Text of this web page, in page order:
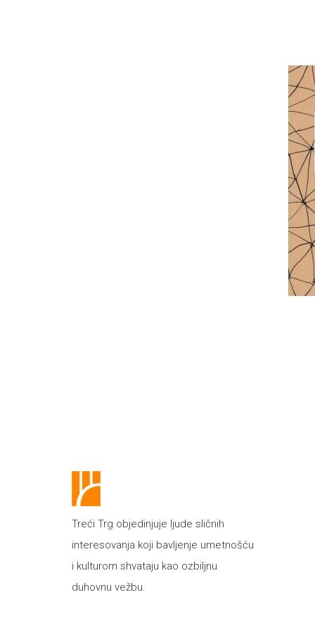
Treći Trg objedinjuje ljude sličnih
interesovanja koji bavljenje umetnošću
i kulturom shvataju kao ozbiljnu
duhovnu vežbu.